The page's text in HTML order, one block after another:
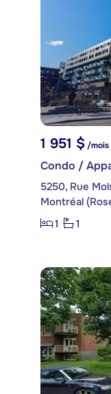
1 951 $ /mois
Condo /
5250, Rue
Montréal
1
1